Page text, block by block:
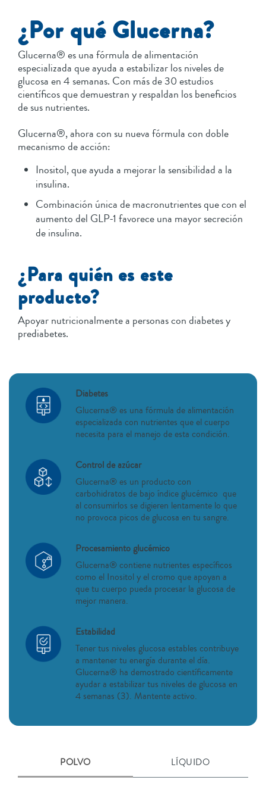
¿Por qué Glucerna?
Glucerna® es una fórmula de alimentación
especializada que ayuda a estabilizar los niveles de
glucosa en 4 semanas. Con más de 30 estudios
científicos que demuestran y respaldan los beneficios
de sus nutrientes.
Glucerna®, ahora con su nueva fórmula con doble
mecanismo de acción:
Inositol, que ayuda a mejorar la sensibilidad a la
insulina.
Combinación única de macronutrientes que con el
aumento del GLP-1 favorece una mayor secreción
de insulina.
¿Para quién es este
producto?
Apoyar nutricionalmente a personas con diabetes y
prediabetes.
Diabetes
Glucerna® es una fórmula de alimentación
especializada con nutrientes que el cuerpo
necesita para el manejo de esta condición.
Control de azúcar
Glucerna® es un producto con
carbohidratos de bajo índice glucémico que
al consumirlos se digieren lentamente lo que
no provoca picos de glucosa en tu sangre.
Procesamiento glucémico
Glucerna® contiene nutrientes específicos
como el Inositol y el cromo que apoyan a
que tu cuerpo pueda procesar la glucosa de
mejor manera.
Estabilidad
Tener tus niveles glucosa estables contribuye
a mantener tu energía durante el día.
Glucerna® ha demostrado científicamente
ayudar a estabilizar tus niveles de glucosa en
4 semanas (3). Mantente activo.
POLVO LÍQUIDO